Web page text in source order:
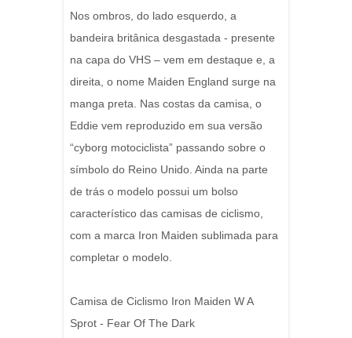
Nos ombros, do lado esquerdo, a
bandeira britânica desgastada - presente
na capa do VHS – vem em destaque e, a
direita, o nome Maiden England surge na
manga preta. Nas costas da camisa, o
Eddie vem reproduzido em sua versão
“cyborg motociclista” passando sobre o
símbolo do Reino Unido. Ainda na parte
de trás o modelo possui um bolso
característico das camisas de ciclismo,
com a marca Iron Maiden sublimada para
completar o modelo.
Camisa de Ciclismo Iron Maiden W A
Sprot - Fear Of The Dark